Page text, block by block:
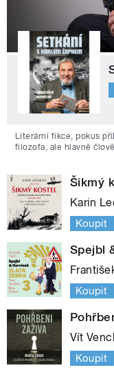
Literární fikce, pokus
filozofa, ale hlavně
Šikmý
Karin
Koupit
Spejbl
Koupit
Vít Vencl
Koupit